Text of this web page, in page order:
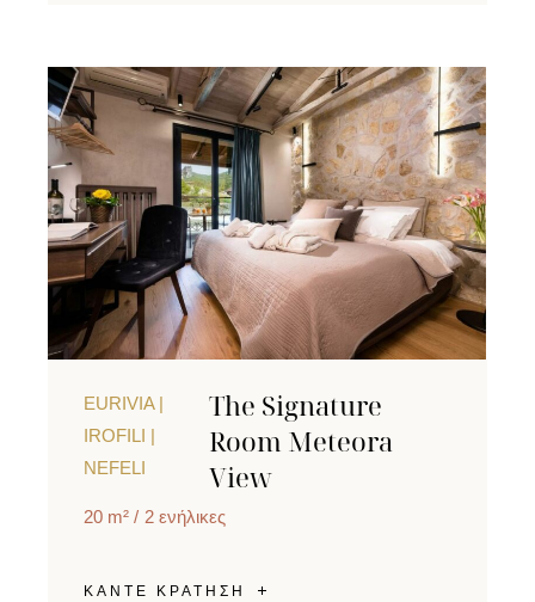
EURIVIA |
IROFILI |
NEFELI
The Signature
Room Meteora
View
20 m² 2 ενήλικες
ΚΑΝΤΕ ΚΡΑΤΗΣΗ